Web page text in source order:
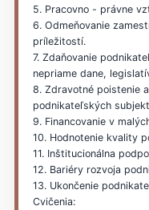
5. Pracovno - právne
6. Odmeňovanie
príležitostí.
7. Zdaňovanie
nepriame dane,
8. Zdravotné poistenie
podnikateľských
9. Financovanie v
10. Hodnotenie kvality
11. Inštitucionálna
12. Bariéry rozvoja
13. Ukončenie
Cvičenia: